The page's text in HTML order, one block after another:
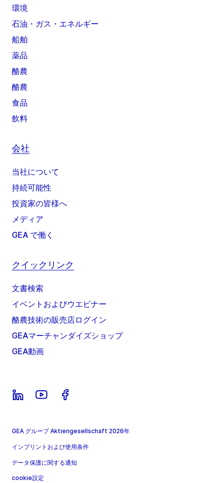
環境
石油・ガス・エネルギー
船舶
薬品
酪農
酪農
食品
飲料
会社
当社について
持続可能性
投資家の皆様へ
メディア
GEA で働く
クイックリンク
文書検索
イベントおよびウエビナー
酪農技術の販売店ログイン
GEAマーチャンダイズショップ
GEA動画
GEA グループ Aktiengesellschaft 2026年
インプリントおよび使用条件
データ保護に関する通知
cookie設定